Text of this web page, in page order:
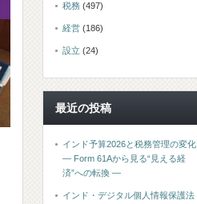
税務 (497)
経営 (186)
設立 (24)
最近の投稿
インド予算2026と税務管理の変化
― Form 61Aから見る“見える経
済”への転換 ―
インド・デジタル個人情報保護法